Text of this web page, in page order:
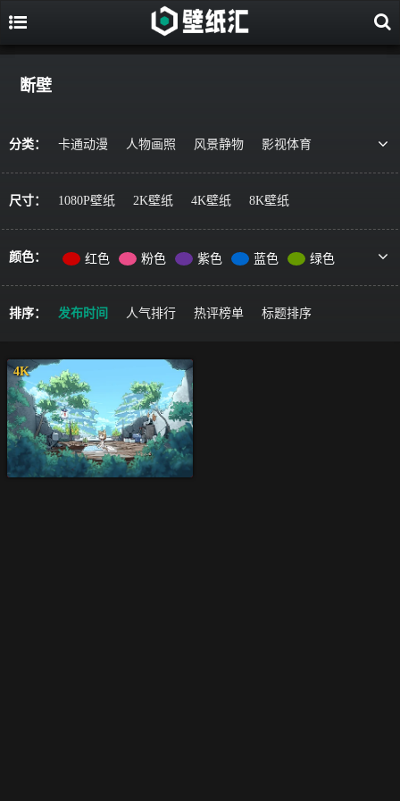
断壁
分类： 卡通动漫 人物画照 风景静物
影视体育
艺术绘画
宇宙星空 军事科技
简约主义
尺寸： 1080P壁纸 2K壁纸 4K壁纸 8K壁纸
颜色： 红色 粉色 紫色 蓝色
绿色
黄色
橙色 棕色 灰色
黑色
彩色
排序： 发布时间 人气排行 热评榜单 标题排序
4K